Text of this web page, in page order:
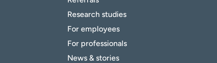
Research studies
For employees
For professionals
News & stories